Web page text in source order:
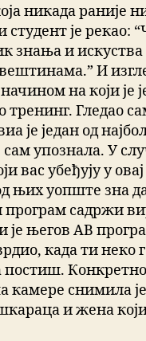
никада раније
је рекао:
знања и искуства
И
на који је
тренинг. Гледао
је један од
упознала. У
вас убеђују у
њих уопште зна
садржи
је његов АВ
када ти неко
постиш.
снимила је
и жена који